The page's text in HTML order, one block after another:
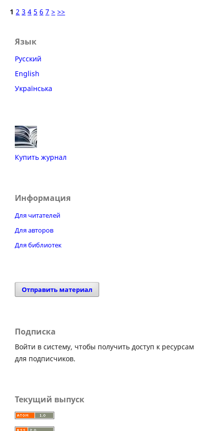
1 2 3 4 5 6 7 > >>
Язык
Русский
English
Українська
Купить журнал
Информация
Для читателей
Для авторов
Для библиотек
Отправить материал
Подписка
Войти в систему, чтобы получить доступ к ресурсам
для подписчиков.
Текущий выпуск